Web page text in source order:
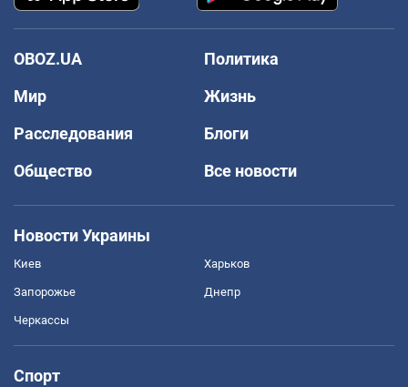
OBOZ.UA
Политика
Мир
Жизнь
Расследования
Блоги
Общество
Все новости
Новости Украины
Киев Харьков
Запорожье Днепр
Черкассы
Спорт